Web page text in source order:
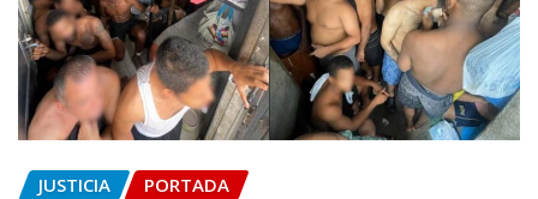
JUSTICIA PORTADA